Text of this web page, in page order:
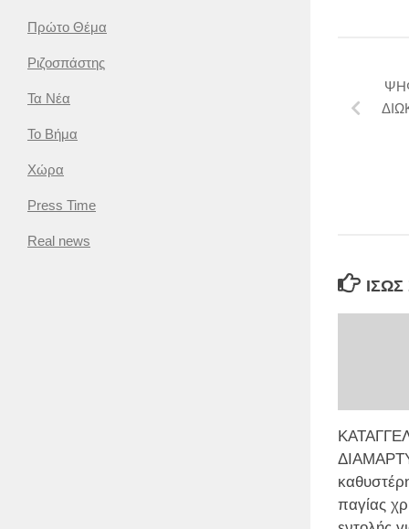
παγίας
Πρώτο Θέμα
Ριζοσπάστης
Τα Νέα
Το Βήμα
Χώρα
Press Time
Real news